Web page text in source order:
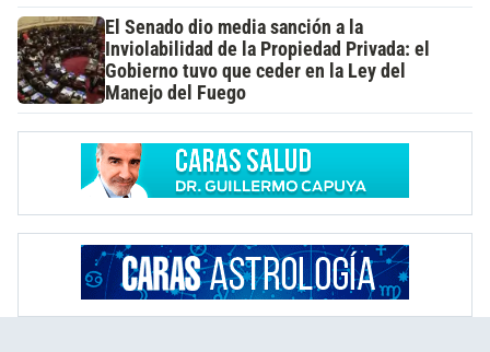
El Senado dio media sanción a la
Inviolabilidad de la Propiedad Privada: el
Gobierno tuvo que ceder en la Ley del
Manejo del Fuego